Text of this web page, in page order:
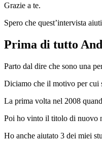
Grazie a te.
Spero che quest’intervista
Prima di tutto
Parto dal dire che sono una
Diciamo che il motivo per cui
La prima volta nel 2008
Poi ho vinto il titolo di nuovo
Ho anche aiutato 3 dei miei